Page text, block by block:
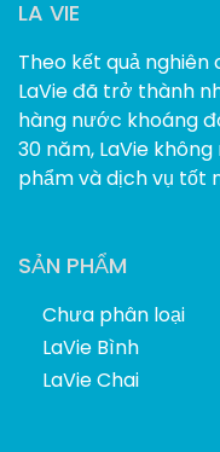
LA VIE
Theo kết quả nghiên
LaVie đã trở thành
hàng nước khoáng
30 năm, LaVie
phẩm và dịch vụ tốt
SẢN PHẨM
Chưa phân loại
LaVie Bình
LaVie Chai